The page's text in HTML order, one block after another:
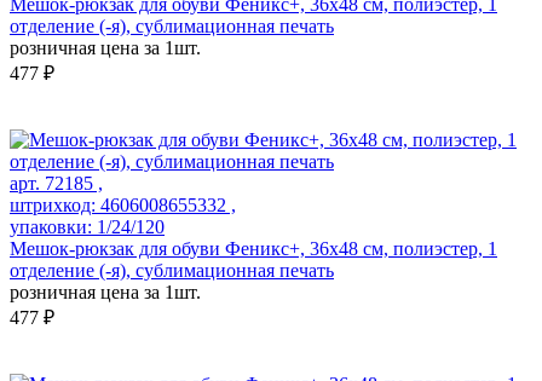
Мешок-рюкзак для обуви Феникс+, 36х48 см, полиэстер, 1
отделение (-я), сублимационная печать
розничная цена за 1шт.
477 ₽
арт. 72185 ,
штрихкод: 4606008655332 ,
упаковки: 1/24/120
Мешок-рюкзак для обуви Феникс+, 36х48 см, полиэстер, 1
отделение (-я), сублимационная печать
розничная цена за 1шт.
477 ₽